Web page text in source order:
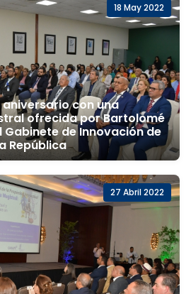
18 May 2022
aniversario con una
ofrecida por Bartolomé
Gabinete de Innovación de
República
27 Abril 2022